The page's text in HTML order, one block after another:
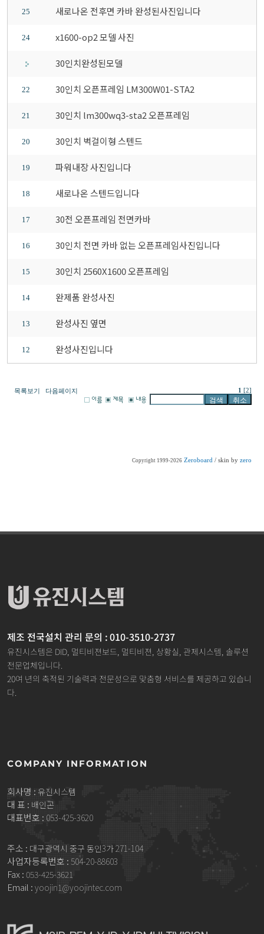
25 새로나온 전후면 카바 완성된사진입니다
24 x1600-op2 모델 사진
30인치완성된모델
22 30인치 오픈프레임 LM300W01-STA2
21 30인치 lm300wq3-sta2 오픈프레임
20 30인치 벽걸이형 스텐드
19 파워내장 사진입니다
18 새로나온 스텐드입니다
17 30전 오픈프레임 전면카바
16 30인치 전면 카바 없는 오픈프레임사진입니다
15 30인치 2560X1600 오픈프레임
14 완제품 완성사진
13 완성사진 옆면
12 완성사진입니다
목록보기 다음페이지 1 [2]
Copyright 1999-2026 Zeroboard / skin by zero
제조 전국설치 관리 문의 : 010-3510-2737
유진시스템은 DID, 멀티비젼보드, 멀티비젼, 상황실, 관제시스템, 솔루션
전문업체입니다.
20여 년의 축적된 기술력과 전문성으로 맞춤형 서비스를 제공하고 있습니
다.
COMPANY INFORMATION
회사명 : 유진시스템
대 표 : 배인곤
대표번호 : 053-425-3620
주소 : 대구광역시 중구 동인3가 271-104
사업자등록번호 : 504-20-88603
Fax : 053-425-3621
Email : yoojin1@yoojintec.com